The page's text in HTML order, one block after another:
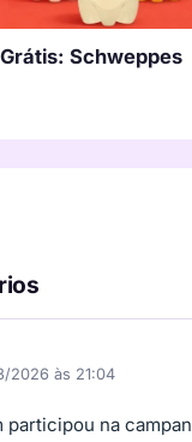
Schweppes
2026 às 21:04
participou na